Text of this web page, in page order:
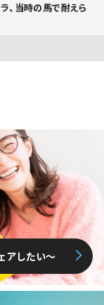
、当時の馬で耐えら
アしたい〜